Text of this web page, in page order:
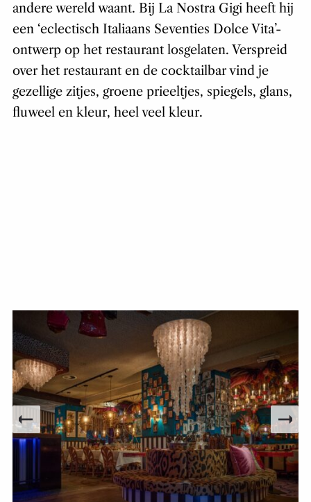
andere wereld waant. Bij La Nostra Gigi heeft hij
een ‘eclectisch Italiaans Seventies Dolce Vita’-
ontwerp op het restaurant losgelaten. Verspreid
over het restaurant en de cocktailbar vind je
gezellige zitjes, groene prieeltjes, spiegels, glans,
fluweel en kleur, heel veel kleur.